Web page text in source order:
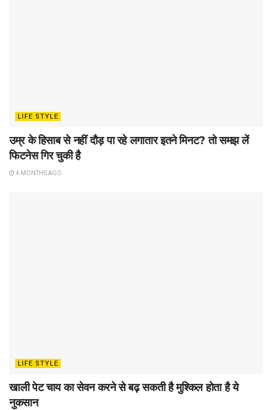
LIFE STYLE
उम्र के हिसाब से नहीं दौड़ पा रहे लगातार इतने मिनट? तो समझ लें
फिटनेस गिर चुकी है
4 MONTHS AGO
LIFE STYLE
खाली पेट चाय का सेवन करने से बढ़ सकती है मुश्किल होता है ये
नुकसान